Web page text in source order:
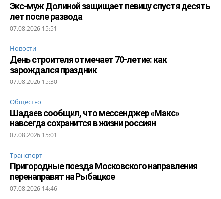
Экс-муж Долиной защищает певицу спустя десять
лет после развода
07.08.2026 15:51
Новости
День строителя отмечает 70-летие: как
зарождался праздник
07.08.2026 15:30
Общество
Шадаев сообщил, что мессенджер «Макс»
навсегда сохранится в жизни россиян
07.08.2026 15:01
Транспорт
Пригородные поезда Московского направления
перенаправят на Рыбацкое
07.08.2026 14:46